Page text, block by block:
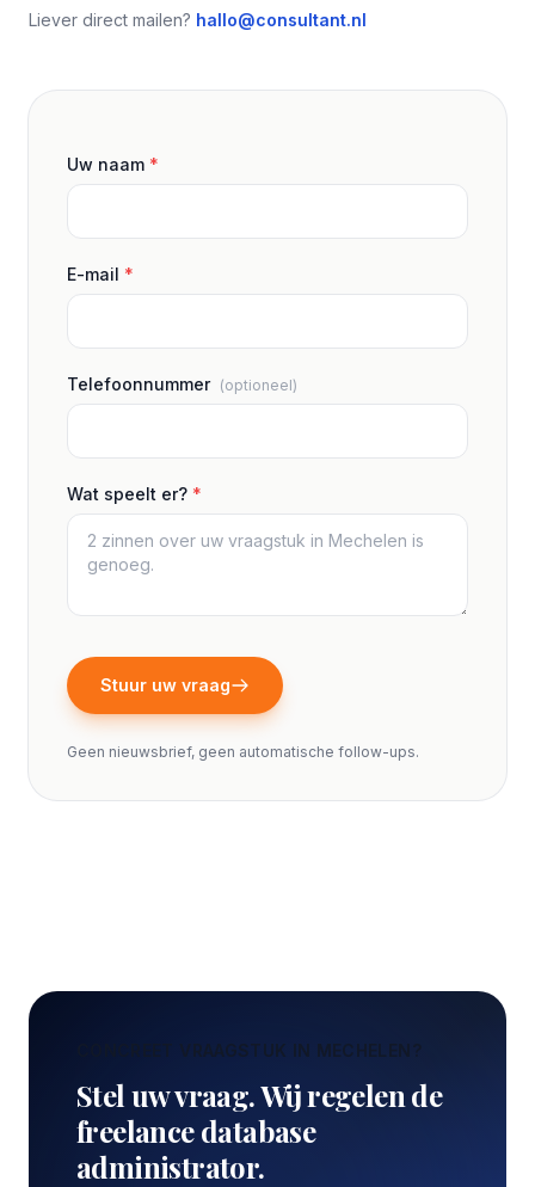
Liever direct mailen? hallo@consultant.nl
Uw naam *
E-mail *
Telefoonnummer (optioneel)
Wat speelt er? *
Stuur uw vraag
Geen nieuwsbrief, geen automatische follow-ups.
CONCREET VRAAGSTUK IN MECHELEN?
Stel uw vraag. Wij regelen de
freelance database
administrator.